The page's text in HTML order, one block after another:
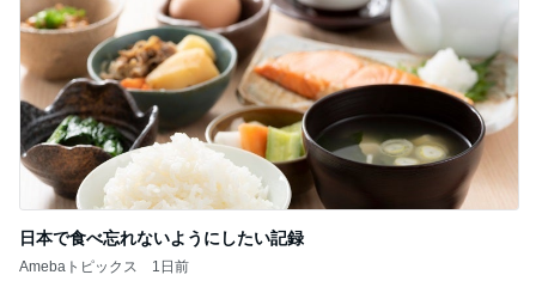
日本で食べ忘れないようにしたい記録
Amebaトピックス 1日前